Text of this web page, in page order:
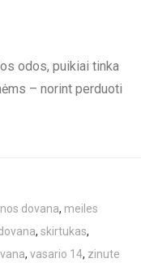
odos, puikiai tinka
– norint perduoti
dovana, meiles
, skirtukas,
, vasario 14, zinute